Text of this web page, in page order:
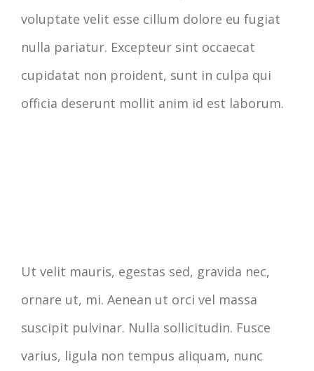
voluptate velit esse cillum dolore eu fugiat
nulla pariatur. Excepteur sint occaecat
cupidatat non proident, sunt in culpa qui
officia deserunt mollit anim id est laborum.
Ut velit mauris, egestas sed, gravida nec,
ornare ut, mi. Aenean ut orci vel massa
suscipit pulvinar. Nulla sollicitudin. Fusce
varius, ligula non tempus aliquam, nunc